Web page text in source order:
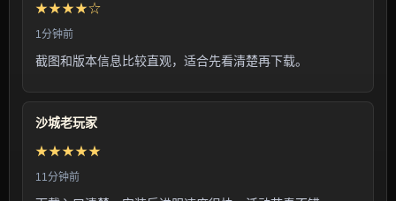
★★★★☆
1分钟前
截图和版本信息比较直观，适合先看清楚再下载。
沙城老玩家
★★★★★
11分钟前